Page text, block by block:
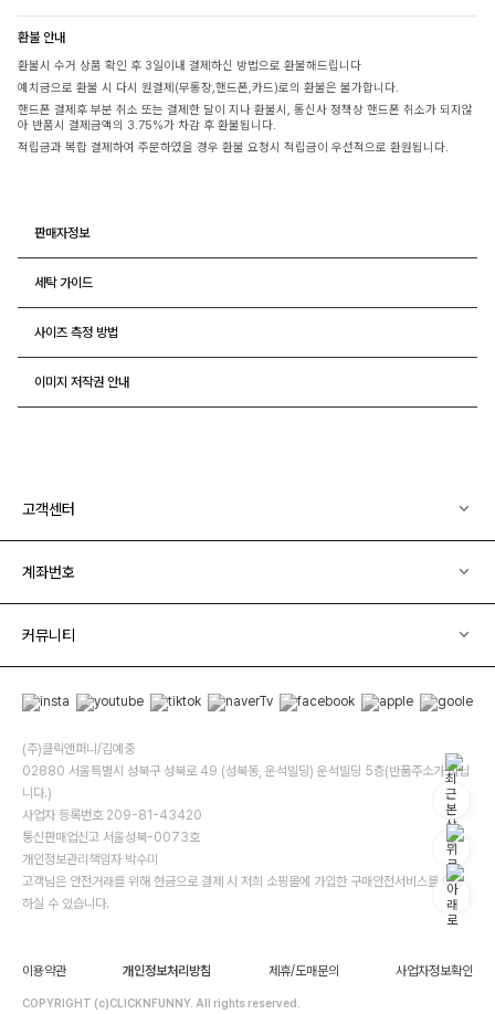
환불 안내
환불시 수거 상품 확인 후 3일이내 결제하신 방법으로 환불해드립니다
예치금으로 환불 시 다시 원결제(무통장,핸드폰,카드)로의 환불은 불가합니다.
핸드폰 결제후 부분 취소 또는 결제한 달이 지나 환불시, 통신사 정책상 핸드폰 취소가 되지않
아 반품시 결제금액의 3.75%가 차감 후 환불됩니다.
적립금과 복합 결제하여 주문하였을 경우 환불 요청시 적립금이 우선적으로 환원됩니다.
판매자정보
세탁 가이드
사이즈 측정 방법
이미지 저작권 안내
고객센터
계좌번호
커뮤니티
(주)클릭앤퍼니/김예중
02880 서울특별시 성북구 성북로 49 (성북동, 운석빌딩) 운석빌딩 5층(반품주소가 아닙
니다.)
사업자 등록번호 209-81-43420
통신판매업신고 서울성북-0073호
개인정보관리책임자 박수미
고객님은 안전거래를 위해 현금으로 결제 시 저희 소핑몰에 가입한 구매안전서비스를 이용
하실 수 있습니다.
이용약관 개인정보처리방침 제휴/도매문의 사업자정보확인
COPYRIGHT (c)CLICKNFUNNY. All rights reserved.